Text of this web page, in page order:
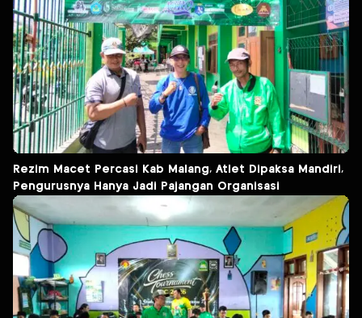
Rezim Macet Percasi Kab Malang, Atlet Dipaksa Mandiri,
Pengurusnya Hanya Jadi Pajangan Organisasi